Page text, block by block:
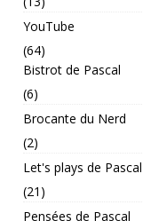
YouTube
(64)
Bistrot de Pascal
(6)
Brocante du Nerd
(2)
Let's plays de Pascal
(21)
Pensées de Pascal